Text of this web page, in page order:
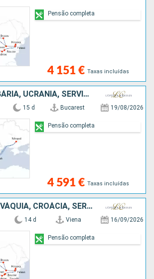
4 151 € Taxas incluídas
Pensão completa
ROMÊNIA, BULGÁRIA, UCRÂNIA, SÉRVIA, ESLOVÁQUIA, ÁUSTRIA
15 d Bucarest 19/08/2026
4 591 € Taxas incluídas
Pensão completa
ÁUSTRIA, ESLOVÁQUIA, CROÁCIA, SÉRVIA, BULGÁRIA, ROMÊNIA
14 d Viena 16/09/2026
Pensão completa